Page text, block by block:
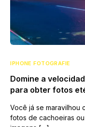
IPHONE FOTOGRAFIE
Domine a
para obter fotos
Você já se maravilhou
fotos de cachoeiras